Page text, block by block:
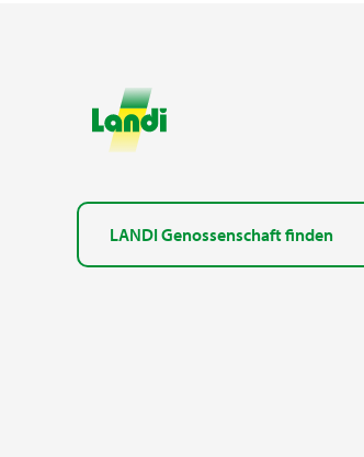
LANDI Genossenschaft finden